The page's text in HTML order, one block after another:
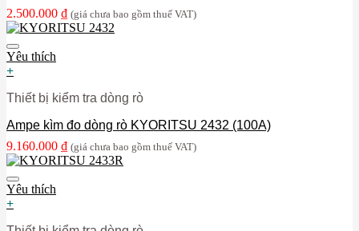
2.500.000 ₫ (giá chưa bao gồm thuế VAT)
Yêu thích
+
Thiết bị kiểm tra dòng rò
Ampe kìm đo dòng rò KYORITSU 2432 (100A)
9.160.000 ₫ (giá chưa bao gồm thuế VAT)
Yêu thích
+